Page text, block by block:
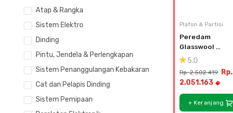
Plafon & Partisi
Peredam
Glasswool
Karpet - Tebal
5.0
Rp. 2.502.419
Rp.
2.051.163
+ Keranjang
Atap & Rangka
Sistem Elektro
Dinding
Pintu, Jendela & Perlengkapan
Sistem Penanggulangan Kebakaran
Cat dan Pelapis Dinding
Sistem Pemipaan